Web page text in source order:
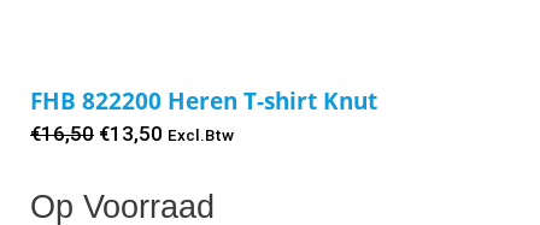
FHB 822200 Heren T-shirt Knut
€16,50 Oorspronkelijke
was:
€13,50 Huidige
is:
Excl.Btw
Op Voorraad